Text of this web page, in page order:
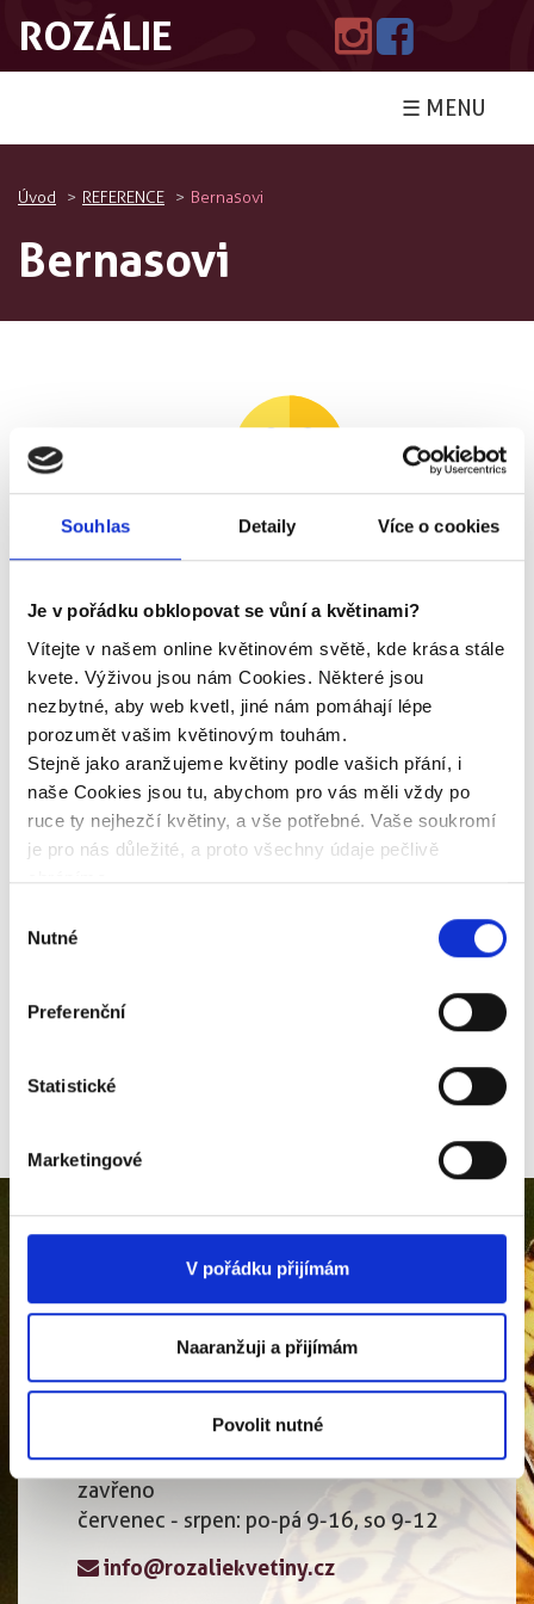
Souhlas Detaily Více o cookies
Je v pořádku obklopovat se vůní a květinami?
Vítejte v našem online květinovém světě, kde krása stále
kvete. Výživou jsou nám Cookies. Některé jsou
nezbytné, aby web kvetl, jiné nám pomáhají lépe
porozumět vašim květinovým touhám.
Stejně jako aranžujeme květiny podle vašich přání, i
naše Cookies jsou tu, abychom pro vás měli vždy po
ruce ty nejhezčí květiny, a vše potřebné. Vaše soukromí
je pro nás důležité, a proto všechny údaje pečlivě
chráníme.
našeho voňavého světa a necháváte květiny v pořádku
souhlasu
Nutné
Preferenční
Statistické
Marketingové
V pořádku přijímám
Naaranžuji a přijímám
Povolit nutné
ROZÁLIE
☰ MENU
Úvod REFERENCE Bernasovi
Bernasovi
Svatba 3.10.2020
Dobrý večer, paní Hanko, mockrát Vám ještě jednou
děkujeme za překrásnou výzdobu a především za
Váš přístup a ochotu. Moc si toho vážíme.
Byli jsme s Vámi velice spokojeni. Pokud budeme
mít příležitost, doporučíme Vás kdykoliv a
Pokud budete mít zájem o nějaké fotografie, určitě
S pozdravem
ROZÁLIE květinový ateliér
Kněžská 9
370 01 České Budějovice
po-pá 8-17, so 8-12, ne a svátky
zavřeno
červenec - srpen: po-pá 9-16, so 9-12
info@rozaliekvetiny.cz